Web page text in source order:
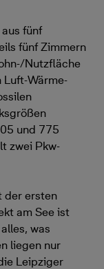
fünf
fünf Zimmern
Nutzfläche
Luft-Wärme-
und 775
zwei Pkw-
der ersten
am See ist
was
liegen nur
Leipziger